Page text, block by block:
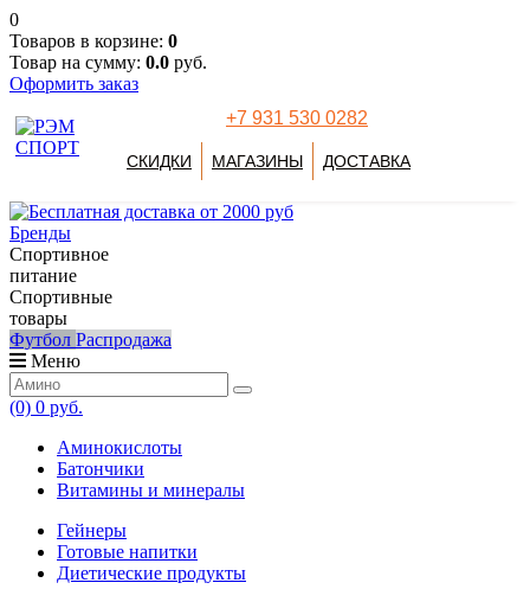
0
Товаров в корзине: 0
Товар на сумму: 0.0 руб.
Оформить заказ
+7 931 530 0282
СКИДКИ МАГАЗИНЫ ДОСТАВКА
Бренды
Спортивное
питание
Спортивные
товары
Футбол Распродажа
Меню
(0) 0 руб.
Аминокислоты
Батончики
Витамины и минералы
Гейнеры
Готовые напитки
Диетические продукты